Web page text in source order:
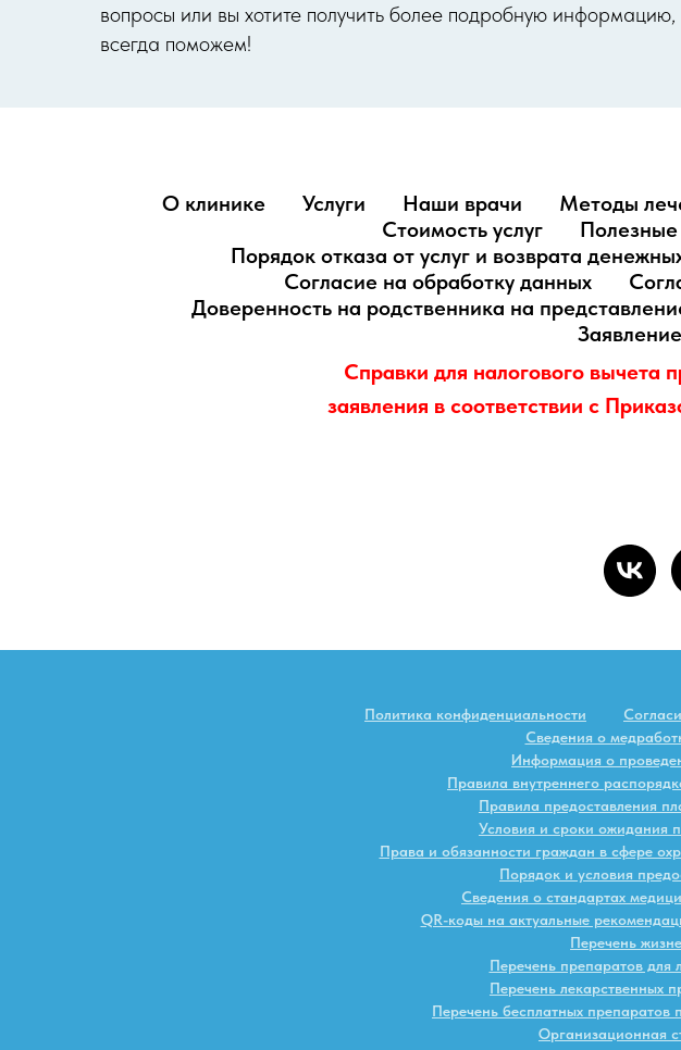
вопросы или вы хотите получить более подробную
всегда поможем!
О клинике Услуги Наши врачи Методы
Стоимость услуг
Полезные
Порядок отказа от услуг и возврата
Согласие на обработку данных
Доверенность на родственника на
Справки для налогового вычета
заявления в соответствии с
Политика конфиденциальности
Сведения о
Информация о
Правила внутреннего
Правила предоставления
Условия и сроки ожидания
Права и обязанности граждан в сфере
Порядок и условия
Сведения о стандартах
QR-коды на актуальные
Перечень
Перечень препаратов для
Перечень лекарственных
Перечень бесплатных препаратов
Организационная